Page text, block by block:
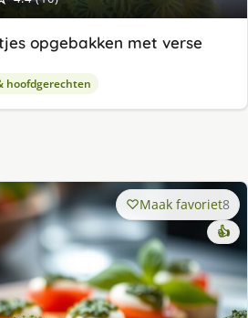
opgebakken met verse
hoofdgerechten
Maak favoriet8
👍